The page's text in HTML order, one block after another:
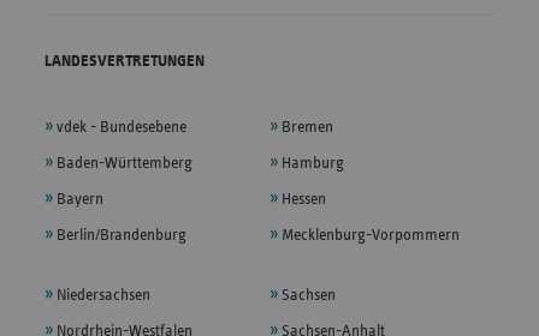
LANDESVERTRETUNGEN
vdek - Bundesebene
Baden-Württemberg
Bayern
Berlin/Brandenburg
Bremen
Hamburg
Hessen
Mecklenburg-Vorpommern
Niedersachsen
Nordrhein-Westfalen
Sachsen
Sachsen-Anhalt